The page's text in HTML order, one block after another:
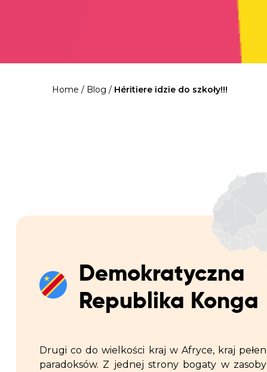
Home / Blog / Héritiere idzie do szkoły!!!
Demokratyczna
Republika Konga
Drugi co do wielkości kraj w Afryce, kraj pełen
paradoksów. Z jednej strony bogaty w zasoby